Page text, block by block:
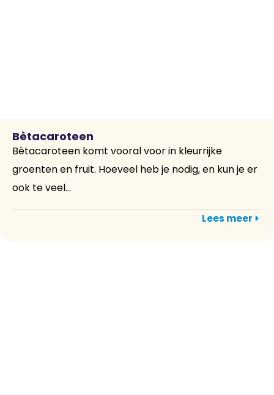
Bètacaroteen
Bètacaroteen komt vooral voor in kleurrijke
groenten en fruit. Hoeveel heb je nodig, en kun je er
ook te veel...
Lees meer